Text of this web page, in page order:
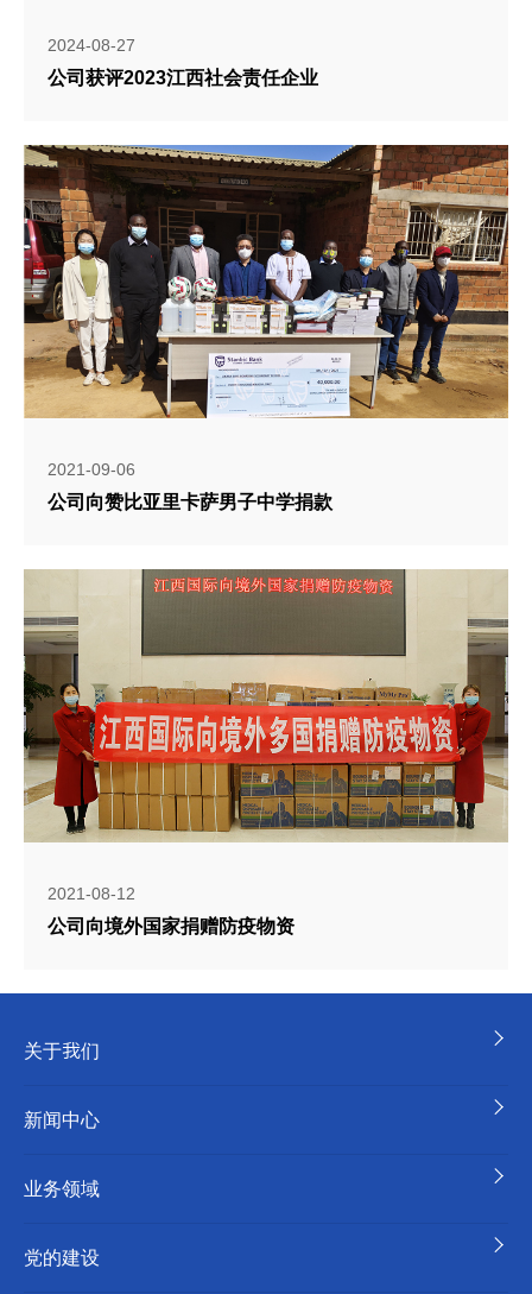
2024-08-27
公司获评2023江西社会责任企业
2021-09-06
公司向赞比亚里卡萨男子中学捐款
2021-08-12
公司向境外国家捐赠防疫物资
关于我们
新闻中心
业务领域
党的建设